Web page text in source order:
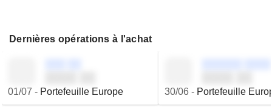
Dernières opérations à l'achat
01/07 - Portefeuille Europe 30/06- Portefeuille